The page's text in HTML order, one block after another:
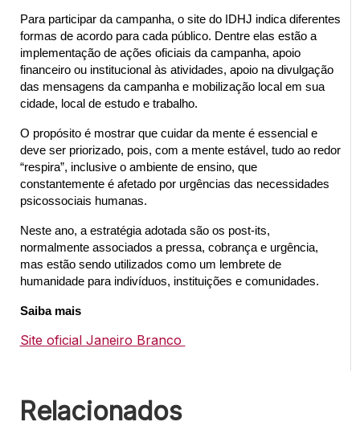
Para participar da campanha, o site do IDHJ indica diferentes
formas de acordo para cada público. Dentre elas estão a
implementação de ações oficiais da campanha, apoio
financeiro ou institucional às atividades, apoio na divulgação
das mensagens da campanha e mobilização local em sua
cidade, local de estudo e trabalho.
O propósito é mostrar que cuidar da mente é essencial e
deve ser priorizado, pois, com a mente estável, tudo ao redor
“respira”, inclusive o ambiente de ensino, que
constantemente é afetado por urgências das necessidades
psicossociais humanas.
Neste ano, a estratégia adotada são os post-its,
normalmente associados a pressa, cobrança e urgência,
mas estão sendo utilizados como um lembrete de
humanidade para indivíduos, instituições e comunidades.
Saiba mais
Site oficial Janeiro Branco
Relacionados